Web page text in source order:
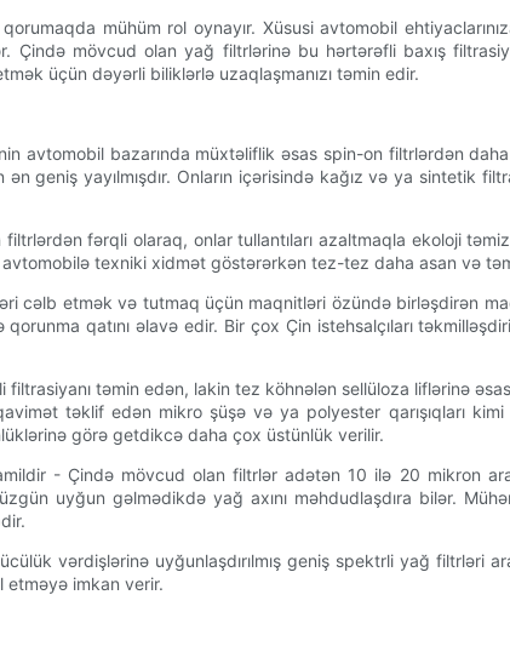
mühüm rol oynayır. Xüsusi avtomobil
mövcud olan yağ filtrlərinə bu hərtərəfli baxış
üçün dəyərli biliklərlə uzaqlaşmanızı təmin edir.
avtomobil bazarında müxtəliflik əsas spin-on filtrlərdən
geniş yayılmışdır. Onların içərisində kağız və ya sintetik
fərqli olaraq, onlar tullantıları azaltmaqla ekoloji
texniki xidmət göstərərkən tez-tez daha asan və
cəlb etmək və tutmaq üçün maqnitləri özündə birləşdirən
qatını əlavə edir. Bir çox Çin istehsalçıları
təmin edən, lakin tez köhnələn sellüloza liflərinə
təklif edən mikro şüşə və ya polyester qarışıqları
görə getdikcə daha çox üstünlük verilir.
- Çində mövcud olan filtrlər adətən 10 ilə 20 mikron
uyğun gəlmədikdə yağ axını məhdudlaşdıra bilər.
vərdişlərinə uyğunlaşdırılmış geniş spektrli yağ filtrləri
etməyə imkan verir.